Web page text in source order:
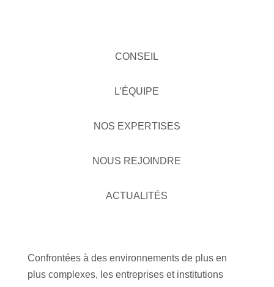
CONSEIL
L’ÉQUIPE
NOS EXPERTISES
NOUS REJOINDRE
ACTUALITÉS
Confrontées à des environnements de plus en
plus complexes, les entreprises et institutions